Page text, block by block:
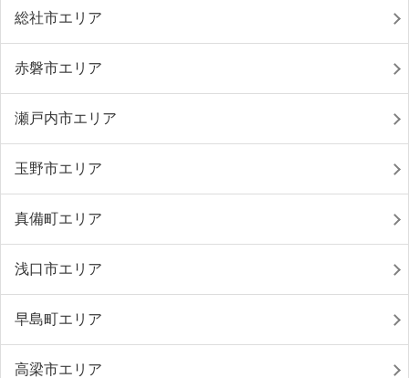
総社市エリア
赤磐市エリア
瀬戸内市エリア
玉野市エリア
真備町エリア
浅口市エリア
早島町エリア
高梁市エリア